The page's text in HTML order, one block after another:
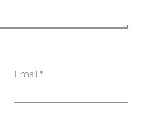
Email *